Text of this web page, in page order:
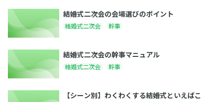
結婚式二次会の会場選びのポイント
結婚式二次会 幹事
結婚式二次会の幹事マニュアル
結婚式二次会 幹事
【シーン別】わくわくする結婚式といえばこ